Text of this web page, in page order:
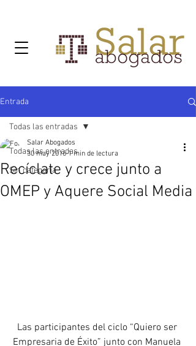
Entrada
Todas las entradas
Sin categoría
Todas las entradas
Recíclate y crece junto a
OMEP y Aquere Social Media
Salar Abogados
30 may 2016 1 min de lectura
Las participantes del ciclo “Quiero ser
Empresaria de Éxito” junto con Manuela